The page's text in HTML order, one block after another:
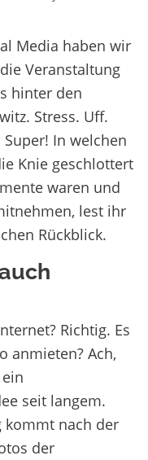
Media haben wir
Veranstaltung
hinter den
Stress. Uff.
In welchen
Knie geschlottert
waren und
lest ihr
Rückblick.
Richtig. Es
anmieten? Ach,
seit langem.
kommt nach der
der